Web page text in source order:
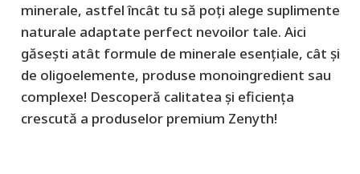
minerale, astfel încât tu să poți alege suplimente
naturale adaptate perfect nevoilor tale. Aici
găsești atât formule de minerale esențiale, cât și
de oligoelemente, produse monoingredient sau
complexe! Descoperă calitatea și eficiența
crescută a produselor premium Zenyth!